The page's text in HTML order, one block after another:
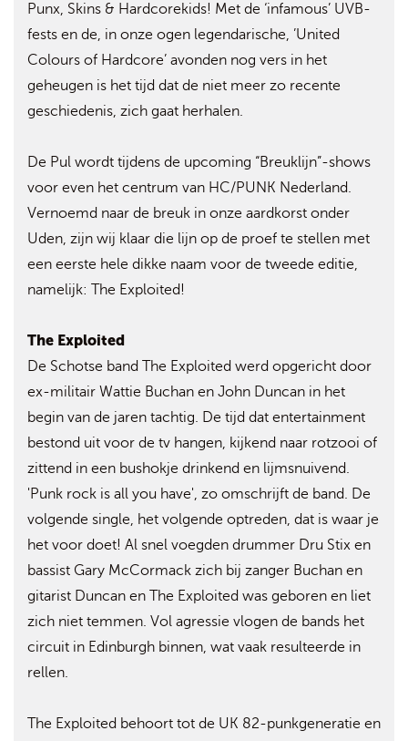
Punx, Skins & Hardcorekids! Met de ‘infamous’ UVB-
fests en de, in onze ogen legendarische, ’United
Colours of Hardcore’ avonden nog vers in het
geheugen is het tijd dat de niet meer zo recente
geschiedenis, zich gaat herhalen.
De Pul wordt tijdens de upcoming “Breuklijn”-shows
voor even het centrum van HC/PUNK Nederland.
Vernoemd naar de breuk in onze aardkorst onder
Uden, zijn wij klaar die lijn op de proef te stellen met
een eerste hele dikke naam voor de tweede editie,
namelijk: The Exploited!
The Exploited
De Schotse band The Exploited werd opgericht door
ex-militair Wattie Buchan en John Duncan in het
begin van de jaren tachtig. De tijd dat entertainment
bestond uit voor de tv hangen, kijkend naar rotzooi of
zittend in een bushokje drinkend en lijmsnuivend.
'Punk rock is all you have', zo omschrijft de band. De
volgende single, het volgende optreden, dat is waar je
het voor doet! Al snel voegden drummer Dru Stix en
bassist Gary McCormack zich bij zanger Buchan en
gitarist Duncan en The Exploited was geboren en liet
zich niet temmen. Vol agressie vlogen de bands het
circuit in Edinburgh binnen, wat vaak resulteerde in
rellen.
The Exploited behoort tot de UK 82-punkgeneratie en